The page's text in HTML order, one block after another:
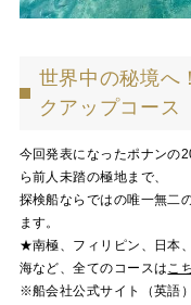
世界中の秘境へ
クアップコース
今回発表になったポナンの
ら前人未踏の極地まで、
探検船ならではの唯一無二
ます。
★南極、フィリピン、日本
海など、全てのコースはこ
※船会社公式サイト（英語